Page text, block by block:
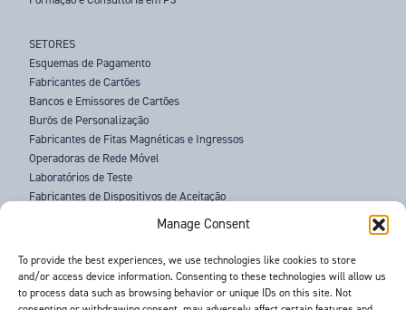
Manage Consent
To provide the best experiences, we use technologies like cookies to store
and/or access device information. Consenting to these technologies will allow us
to process data such as browsing behavior or unique IDs on this site. Not
SETORES
Esquemas de Pagamento
Fabricantes de Cartões
Bancos e Emissores de Cartões
Burôs de Personalização
Fabricantes de Fitas Magnéticas e Ingressos
Operadoras de Rede Móvel
Laboratórios de Teste
Fabricantes de Dispositivos de Aceitação
SOBRE NÓS
ASSISTÊNCIA
NOTÍCIAS